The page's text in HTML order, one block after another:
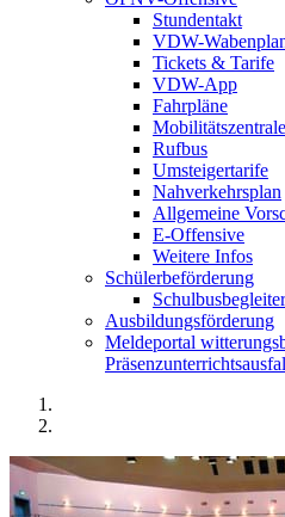
Stundentakt
VDW-
Tickets & Tarife
VDW-App
Fahrpläne
Mobilitätszentrale
Rufbus
Umsteigertarife
Nahverkehrsplan
Allgemeine
E-Offensive
Weitere Infos
Schülerbeförderung
Ausbildungsförderung
Meldeportal